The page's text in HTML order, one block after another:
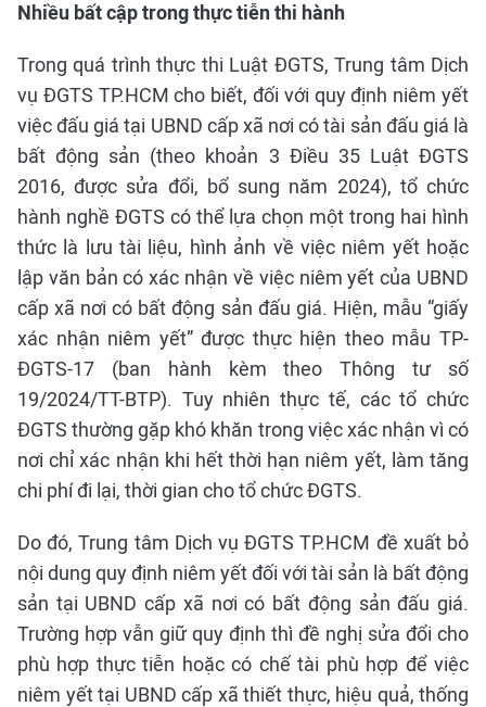
Nhiều bất cập trong thực tiễn thi hành
Trong quá trình thực thi Luật ĐGTS, Trung tâm Dịch
vụ ĐGTS TP.HCM cho biết, đối với quy định niêm yết
việc đấu giá tại UBND cấp xã nơi có tài sản đấu giá là
bất động sản (theo khoản 3 Điều 35 Luật ĐGTS
2016, được sửa đổi, bổ sung năm 2024), tổ chức
hành nghề ĐGTS có thể lựa chọn một trong hai hình
thức là lưu tài liệu, hình ảnh về việc niêm yết hoặc
lập văn bản có xác nhận về việc niêm yết của UBND
cấp xã nơi có bất động sản đấu giá. Hiện, mẫu “giấy
xác nhận niêm yết” được thực hiện theo mẫu TP-
ĐGTS-17 (ban hành kèm theo Thông tư số
19/2024/TT-BTP). Tuy nhiên thực tế, các tổ chức
ĐGTS thường gặp khó khăn trong việc xác nhận vì có
nơi chỉ xác nhận khi hết thời hạn niêm yết, làm tăng
chi phí đi lại, thời gian cho tổ chức ĐGTS.
Do đó, Trung tâm Dịch vụ ĐGTS TP.HCM đề xuất bỏ
nội dung quy định niêm yết đối với tài sản là bất động
sản tại UBND cấp xã nơi có bất động sản đấu giá.
Trường hợp vẫn giữ quy định thì đề nghị sửa đổi cho
phù hợp thực tiễn hoặc có chế tài phù hợp để việc
niêm yết tại UBND cấp xã thiết thực, hiệu quả, thống